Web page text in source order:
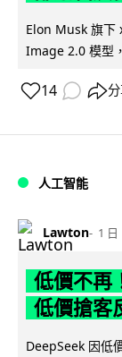
Elon Musk 旗下
Image 2.0 模型
14
人工智能
Lawton 1 日
低價不再
低價搶客
DeepSeek 因低